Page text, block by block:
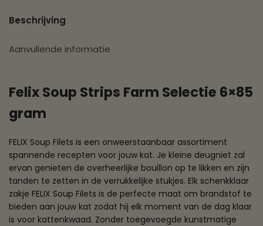
Beschrijving
Aanvullende informatie
Felix Soup Strips Farm Selectie 6×85
gram
FELIX Soup Filets is een onweerstaanbaar assortiment
spannende recepten voor jouw kat. Je kleine deugniet zal
ervan genieten de overheerlijke bouillon op te likken en zijn
tanden te zetten in de verrukkelijke stukjes. Elk schenkklaar
zakje FELIX Soup Filets is de perfecte maat om brandstof te
bieden aan jouw kat zodat hij elk moment van de dag klaar
is voor kattenkwaad. Zonder toegevoegde kunstmatige